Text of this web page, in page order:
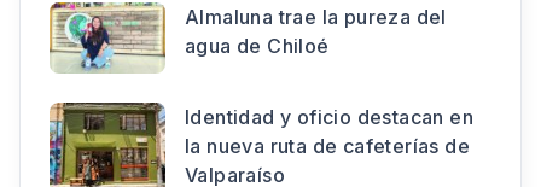
Almaluna trae la pureza del
agua de Chiloé
Identidad y oficio destacan en
la nueva ruta de cafeterías de
Valparaíso